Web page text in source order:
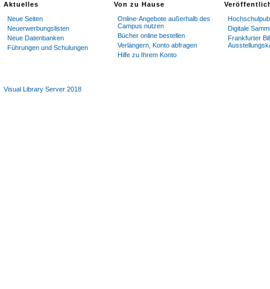
Aktuelles
Neue Seiten
Neuerwerbungslisten
Neue Datenbanken
Führungen und Schulungen
Von zu Hause
Online-Angebote außerhalb des
Campus nutzen
Bücher online bestellen
Verlängern, Konto abfragen
Hilfe zu Ihrem Konto
Digitale
Frankfurter
Visual Library Server 2018